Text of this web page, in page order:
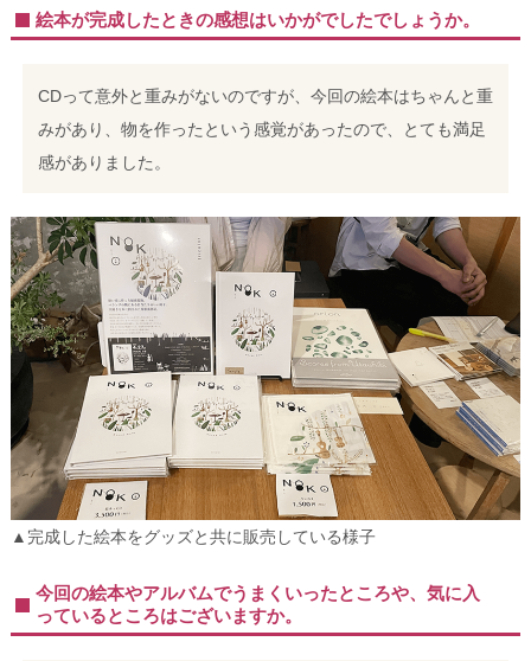
絵本が完成したときの感想はいかがでしたでしょうか。
CDって意外と重みがないのですが、今回の絵本はちゃんと重
みがあり、物を作ったという感覚があったので、とても満足
感がありました。
▲完成した絵本をグッズと共に販売している様子
今回の絵本やアルバムでうまくいったところや、気に入
っているところはございますか。